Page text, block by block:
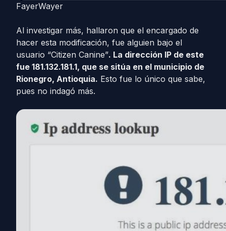
FayerWayer
Al investigar más, hallaron que el encargado de
hacer esta modificación, fue alguien bajo el
usuario “Citizen Canine”. La dirección IP de este
fue 181.132.181.1, que se sitúa en el municipio de
Rionegro, Antioquia. Esto fue lo único que sabe,
pues no indagó más.